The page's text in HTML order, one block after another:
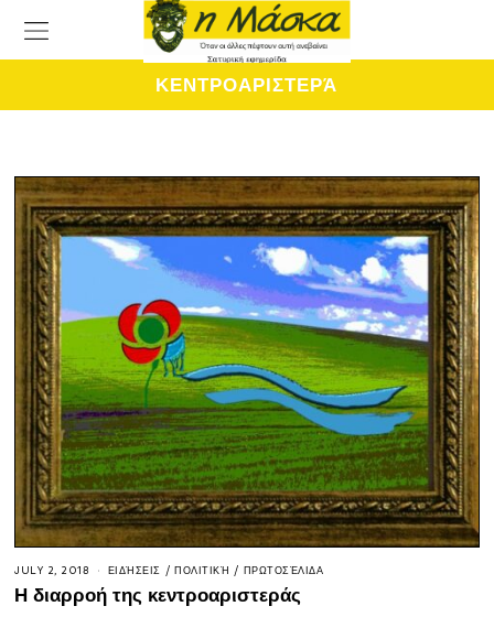
ΚΕΝΤΡΟΑΡΙΣΤΕΡΆ
JULY 2, 2018 ΕΙΔΉΣΕΙΣ / ΠΟΛΙΤΙΚΉ / ΠΡΩΤΟΣΈΛΙΔΑ
Η διαρροή της κεντροαριστεράς